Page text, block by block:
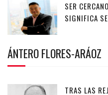
SER
SIGNIFICA
ÁNTERO FLORES-ARÁOZ
TRAS LAS